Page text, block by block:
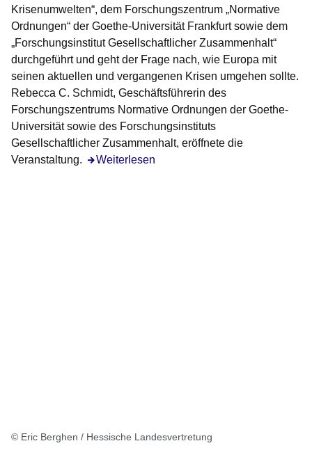
Krisenumwelten“, dem Forschungszentrum „Normative
Ordnungen“ der Goethe-Universität Frankfurt sowie dem
„Forschungsinstitut Gesellschaftlicher Zusammenhalt“
durchgeführt und geht der Frage nach, wie Europa mit
seinen aktuellen und vergangenen Krisen umgehen sollte.
Rebecca C. Schmidt, Geschäftsführerin des
Forschungszentrums Normative Ordnungen der Goethe-
Universität sowie des Forschungsinstituts
Gesellschaftlicher Zusammenhalt, eröffnete die
Veranstaltung.
Weiterlesen
© Eric Berghen / Hessische Landesvertretung